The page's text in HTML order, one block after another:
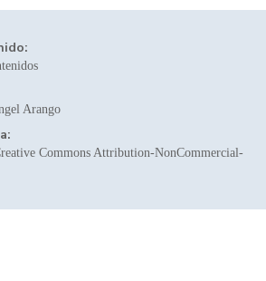
Arango
Commons Attribution-NonCommercial-